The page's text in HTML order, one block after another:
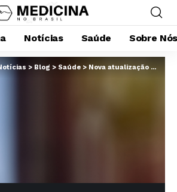
Notícias Saúde Sobre
> Blog > Saúde > Nova atualização da saúde de Papa Francisco: comunicado do Vaticano aponta mudança relevante no quadro médico e pedido do pontífice